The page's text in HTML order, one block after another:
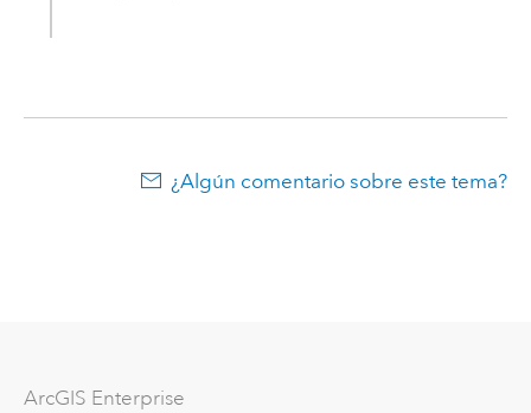
¿Algún comentario sobre este tema?
ArcGIS Enterprise